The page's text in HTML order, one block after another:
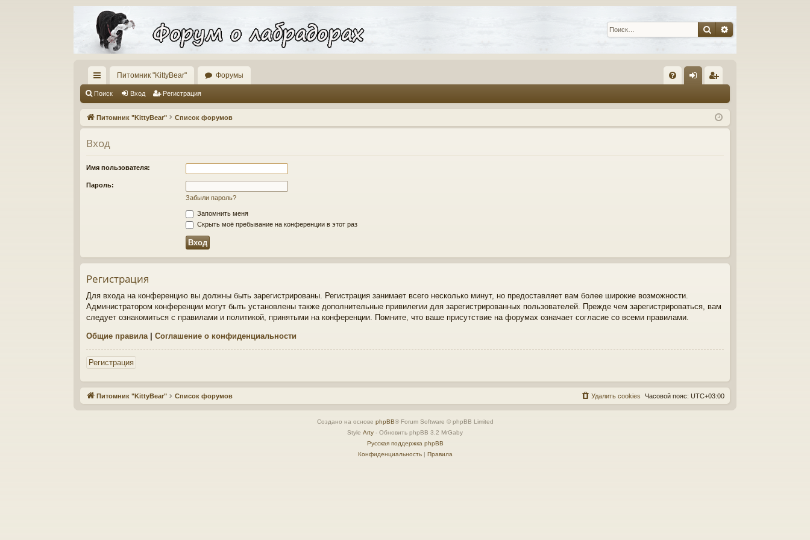
Поиск
С
с
ы
лк
и
Питомник "KittyBear" Форумы
Q д ис
тр
Поиск Вход Регистрация
Питомник "KittyBear" Список форумов
Вход
Имя пользователя:
Пароль:
Забыли пароль?
Запомнить меня
Скрыть моё пребывание на конференции в этот раз
Регистрация
Для входа на конференцию вы должны быть зарегистрированы. Регистрация занимает всего несколько минут, но предоставляет вам более широкие возможности.
Администратором конференции могут быть установлены также дополнительные привилегии для зарегистрированных пользователей. Прежде чем зарегистрироваться, вам
следует ознакомиться с правилами и политикой, принятыми на конференции. Помните, что ваше присутствие на форумах означает согласие со всеми правилами.
Общие правила| Соглашение о конфиденциальности
Регистрация
Питомник "KittyBear" Список форумов Часовой пояс: UTC+03:00
Удалить cookies
Создано на основе phpBB® Forum Software © phpBB Limited
Style Arty - Обновить phpBB 3.2 MrGaby
Русская поддержка phpBB
Конфиденциальность| Правила